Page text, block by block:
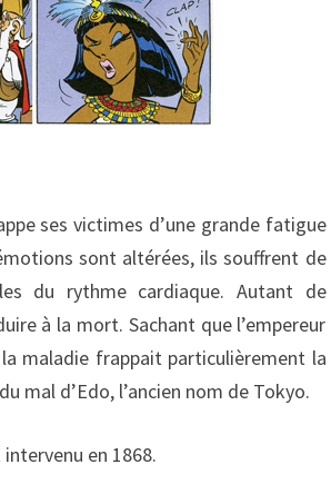
ses victimes d’une grande fatigue
sont altérées, ils souffrent de
du rythme cardiaque. Autant de
à la mort. Sachant que l’empereur
maladie frappait particulièrement la
mal d’Edo, l’ancien nom de Tokyo.
en 1868.